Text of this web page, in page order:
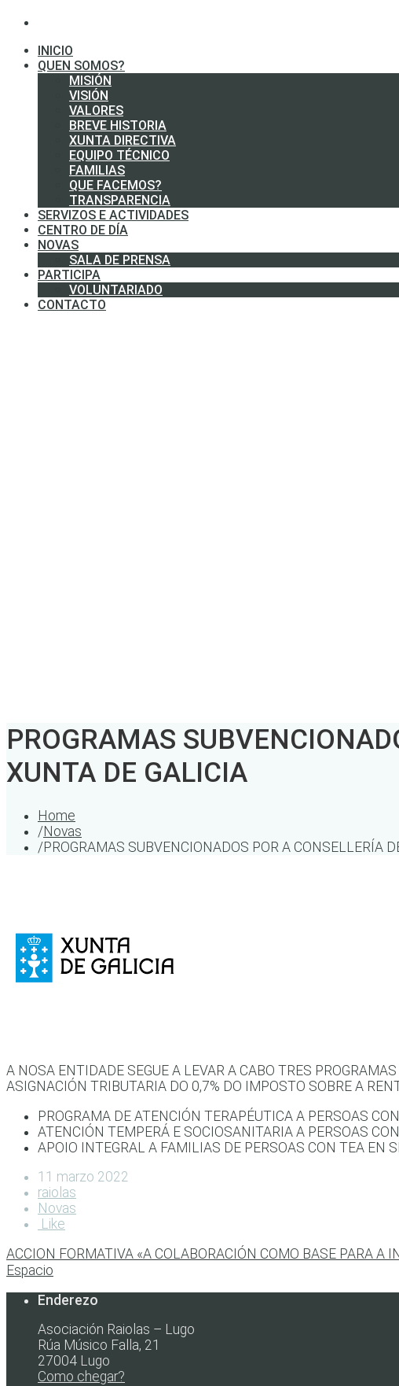
INICIO
QUEN SOMOS?
MISIÓN
VISIÓN
VALORES
BREVE HISTORIA
XUNTA DIRECTIVA
EQUIPO TÉCNICO
FAMILIAS
QUE FACEMOS?
TRANSPARENCIA
SERVIZOS E ACTIVIDADES
CENTRO DE DÍA
NOVAS
SALA DE PRENSA
PARTICIPA
VOLUNTARIADO
CONTACTO
PROGRAMAS
XUNTA DE GALICIA
Home
/Novas
/PROGRAMAS SUBVENCIONADOS POR A CONSELLERÍA
A NOSA ENTIDADE SEGUE A LEVAR A CABO TRES
ASIGNACIÓN TRIBUTARIA DO 0,7% DO IMPOSTO SOBRE A
PROGRAMA DE ATENCIÓN TERAPÉUTICA A PERSOAS
ATENCIÓN TEMPERÁ E SOCIOSANITARIA A PERSOAS
APOIO INTEGRAL A FAMILIAS DE PERSOAS CON TEA EN
11 marzo 2022
raiolas
Novas
Like
ACCION FORMATIVA «A COLABORACIÓN COMO BASE PARA A
Espacio
Enderezo
Asociación Raiolas – Lugo
Rúa Músico Falla, 21
27004 Lugo
Como chegar?